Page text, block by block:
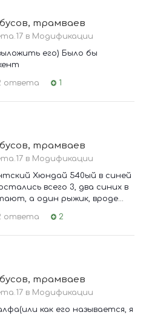
трамваев
в Модификации
его) Было бы
ответа 1
трамваев
в Модификации
Хюндай 540ый в синей
всего 3, два синих в
а один рыжик, вроде...
ответа 2
трамваев
в Модификации
как его называется, я